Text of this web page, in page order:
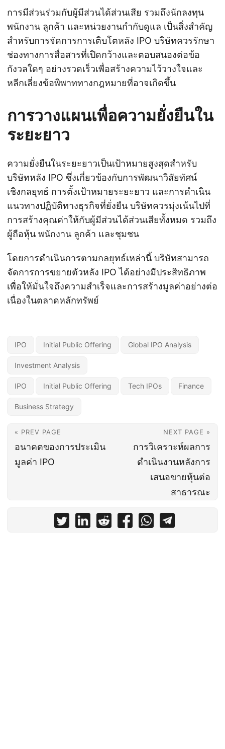
การมีส่วนร่วมกับผู้มีส่วนได้ส่วนเสีย รวมถึงนักลงทุน
พนักงาน ลูกค้า และหน่วยงานกำกับดูแล เป็นสิ่งสำคัญ
สำหรับการจัดการการเติบโตหลัง IPO บริษัทควรรักษา
ช่องทางการสื่อสารที่เปิดกว้างและตอบสนองต่อข้อ
กังวลใดๆ อย่างรวดเร็วเพื่อสร้างความไว้วางใจและ
หลีกเลี่ยงข้อพิพาททางกฎหมายที่อาจเกิดขึ้น
การวางแผนเพื่อความยั่งยืนใน
ระยะยาว
ความยั่งยืนในระยะยาวเป็นเป้าหมายสูงสุดสำหรับ
บริษัทหลัง IPO ซึ่งเกี่ยวข้องกับการพัฒนาวิสัยทัศน์
เชิงกลยุทธ์ การตั้งเป้าหมายระยะยาว และการดำเนิน
แนวทางปฏิบัติทางธุรกิจที่ยั่งยืน บริษัทควรมุ่งเน้นไปที่
การสร้างคุณค่าให้กับผู้มีส่วนได้ส่วนเสียทั้งหมด รวมถึง
ผู้ถือหุ้น พนักงาน ลูกค้า และชุมชน
โดยการดำเนินการตามกลยุทธ์เหล่านี้ บริษัทสามารถ
จัดการการขยายตัวหลัง IPO ได้อย่างมีประสิทธิภาพ
เพื่อให้มั่นใจถึงความสำเร็จและการสร้างมูลค่าอย่างต่อ
เนื่องในตลาดหลักทรัพย์
IPO Initial Public Offering Global IPO Analysis
Investment Analysis
IPO Initial Public Offering Tech IPOs Finance
Business Strategy
« PREV PAGE
อนาคตของการประเมิน
มูลค่า IPO
NEXT PAGE »
การวิเคราะห์ผลการ
ดำเนินงานหลังการ
เสนอขายหุ้นต่อ
สาธารณะ